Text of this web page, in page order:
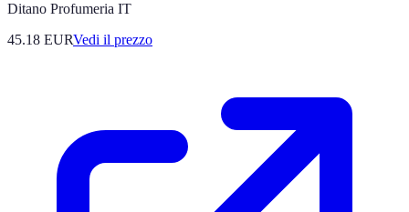
Ditano Profumeria IT
45.18 EURVedi il prezzo